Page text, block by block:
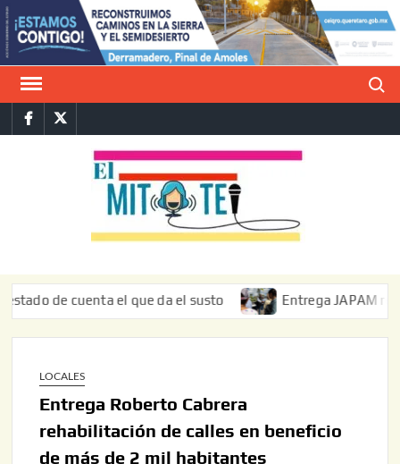
Saltar
al
contenido
FacebookTwitter
de cuenta el que da el susto Entrega JAPAM
LOCALES
Entrega Roberto Cabrera
rehabilitación de calles en beneficio
de más de 2 mil habitantes